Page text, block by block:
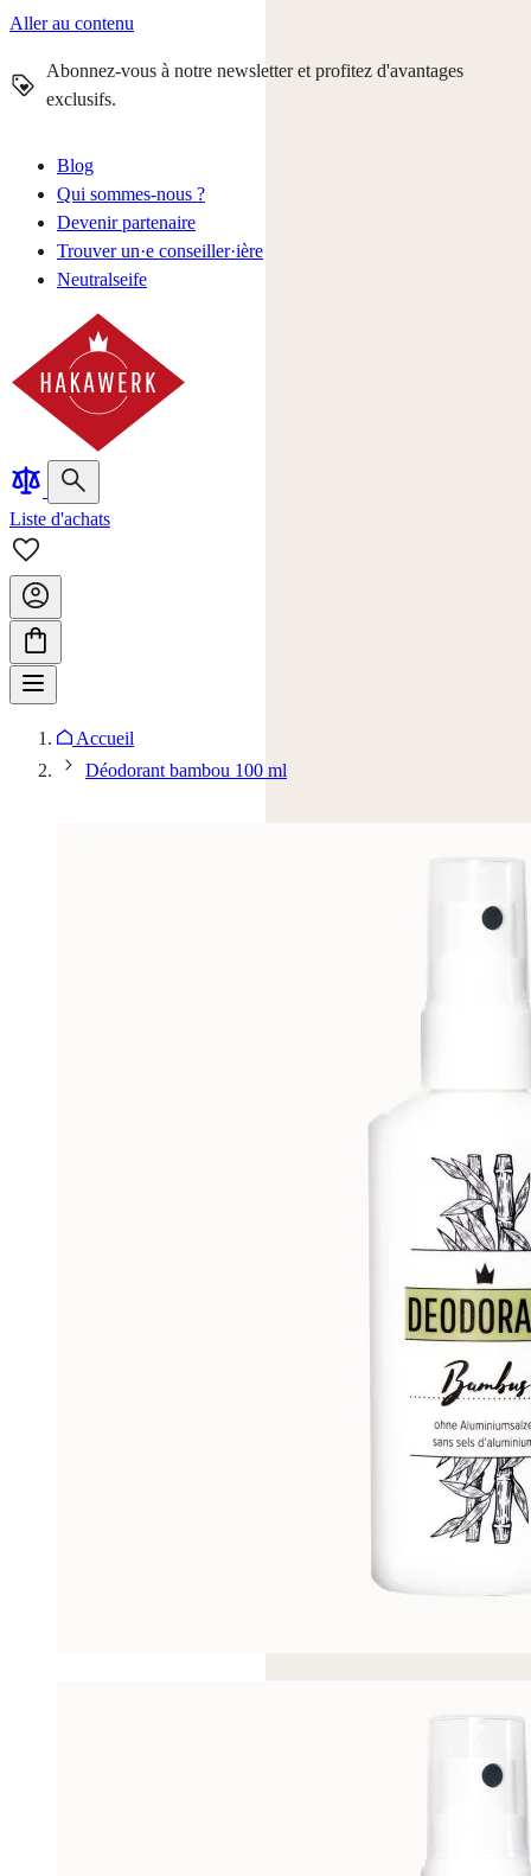
Aller au contenu
Abonnez-vous à notre newsletter et profitez d'avantages
exclusifs.
Blog
Qui sommes-nous ?
Devenir partenaire
Trouver un·e conseiller·ière
Neutralseife
Liste d'achats
Accueil
Déodorant bambou 100 ml